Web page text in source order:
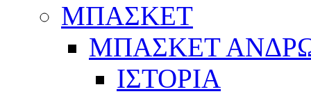
ΜΠΑΣΚΕΤ
ΜΠΑΣΚΕΤ
ΙΣΤΟΡΙΑ